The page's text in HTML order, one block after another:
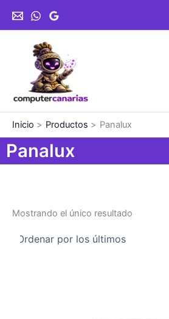
Inicio Productos Panalux
Panalux
Mostrando el único resultado